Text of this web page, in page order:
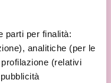
parti per finalità:
analitiche (per le
(relativi
Rimini, la
trasformerà dalle
le stelle con
iniziative